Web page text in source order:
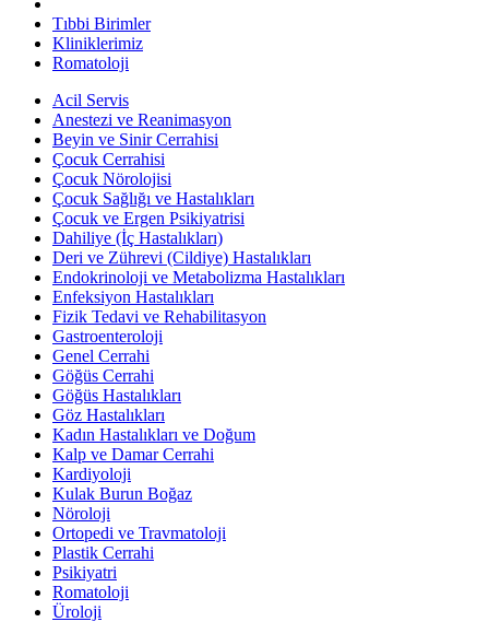
Tıbbi Birimler
Kliniklerimiz
Romatoloji
Acil Servis
Anestezi ve Reanimasyon
Beyin ve Sinir Cerrahisi
Çocuk Cerrahisi
Çocuk Nörolojisi
Çocuk Sağlığı ve Hastalıkları
Çocuk ve Ergen Psikiyatrisi
Dahiliye (İç Hastalıkları)
Deri ve Zührevi (Cildiye) Hastalıkları
Endokrinoloji ve Metabolizma Hastalıkları
Enfeksiyon Hastalıkları
Fizik Tedavi ve Rehabilitasyon
Gastroenteroloji
Genel Cerrahi
Göğüs Cerrahi
Göğüs Hastalıkları
Göz Hastalıkları
Kadın Hastalıkları ve Doğum
Kalp ve Damar Cerrahi
Kardiyoloji
Kulak Burun Boğaz
Nöroloji
Ortopedi ve Travmatoloji
Plastik Cerrahi
Psikiyatri
Romatoloji
Üroloji